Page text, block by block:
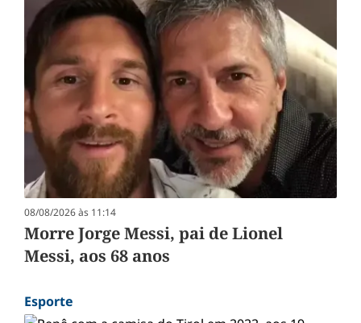
08/08/2026 às 11:14
Morre Jorge Messi, pai de Lionel
Messi, aos 68 anos
Esporte